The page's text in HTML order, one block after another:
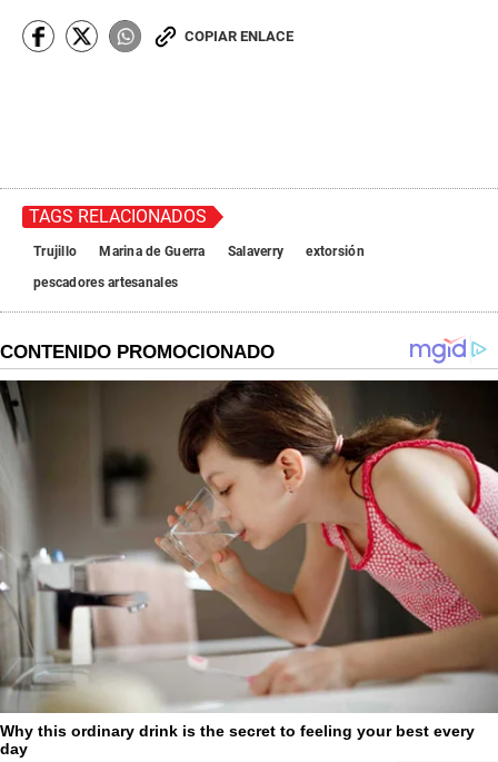
COPIAR ENLACE
TAGS RELACIONADOS
Trujillo Marina de Guerra Salaverry
extorsión
pescadores artesanales